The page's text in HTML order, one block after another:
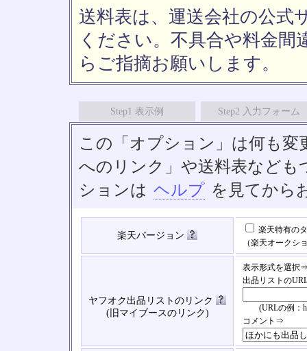
送料表は、運送会社の公式
ください。不具合や料金間
らご指摘お願いします。
Step1 表示例 Step2 入力フォーム
この「オプション」は何も
へのリンク」や送料表など
ションは ヘルプ を見てから
楽天バージョン
楽天特有の
（楽天オークシ
ヤフオク出品リストのリンク
(旧マイブースのリンク)
表示形式を選択
出品リストの
(URLの例：
コメント⇒